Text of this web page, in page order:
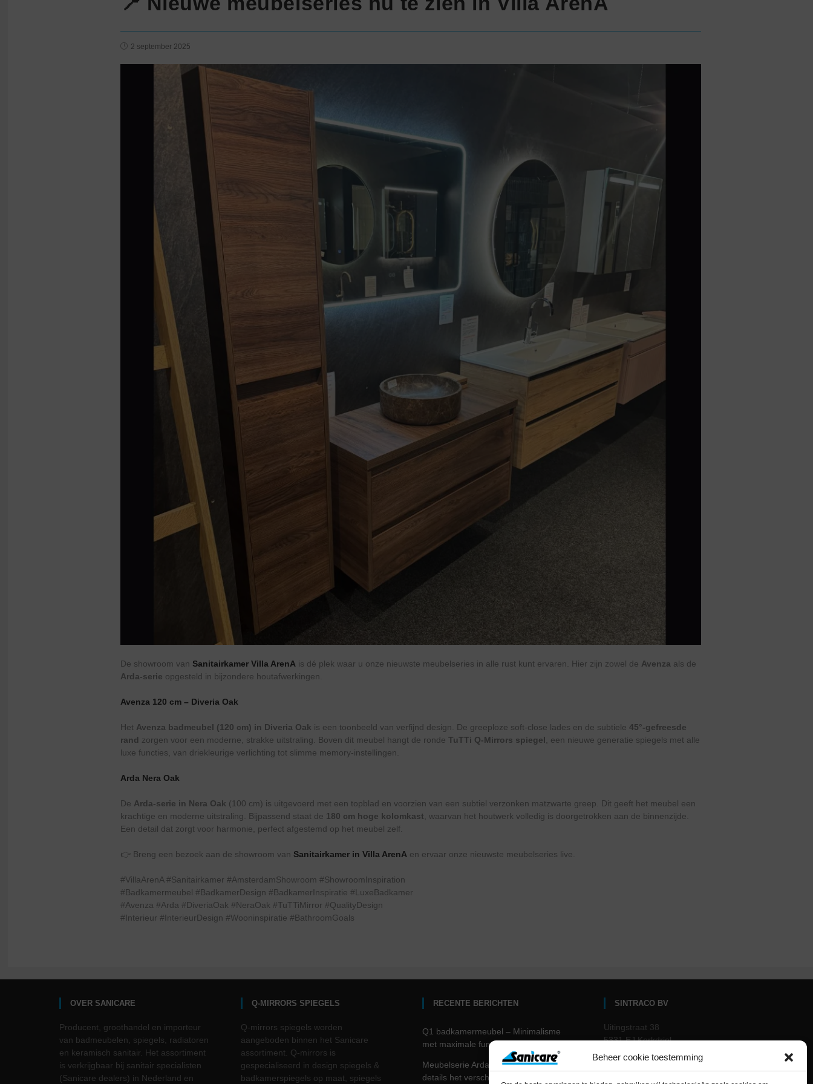
Beheer cookie toestemming
2 september 2025
De showroom van Sanitairkamer Villa ArenA is dé plek waar u onze nieuwste meubelseries in alle rust kunt ervaren. Hier zijn zowel de Avenza als de
Arda-serie opgesteld in bijzondere houtafwerkingen.
Avenza 120 cm – Diveria Oak
Het Avenza badmeubel (120 cm) in Diveria Oak is een toonbeeld van verfijnd design. De greeploze soft-close lades en de subtiele 45°-gefreesde
rand zorgen voor een moderne, strakke uitstraling. Boven dit meubel hangt de ronde TuTTi Q-Mirrors spiegel , een nieuwe generatie spiegels met alle
luxe functies, van driekleurige verlichting tot slimme memory-instellingen.
Arda Nera Oak
De Arda-serie in Nera Oak (100 cm) is uitgevoerd met een topblad en voorzien van een subtiel verzonken matzwarte greep. Dit geeft het meubel een
krachtige en moderne uitstraling. Bijpassend staat de 180 cm hoge kolomkast , waarvan het houtwerk volledig is doorgetrokken aan de binnenzijde.
Een detail dat zorgt voor harmonie, perfect afgestemd op het meubel zelf.
👉 Breng een bezoek aan de showroom van Sanitairkamer in Villa ArenA en ervaar onze nieuwste meubelseries live.
#VillaArenA #Sanitairkamer #AmsterdamShowroom #ShowroomInspiration
#Badkamermeubel #BadkamerDesign #BadkamerInspiratie #LuxeBadkamer
#Avenza #Arda #DiveriaOak #NeraOak #TuTTiMirror #QualityDesign
#Interieur #InterieurDesign #Wooninspiratie #BathroomGoals
OVER SANICARE
Producent, groothandel en importeur
van badmeubelen, spiegels, radiatoren
en keramisch sanitair. Het assortiment
is verkrijgbaar bij sanitair specialisten
(Sanicare dealers) in Nederland en
Q-MIRRORS SPIEGELS
Q-mirrors spiegels worden
aangeboden binnen het Sanicare
assortiment. Q-mirrors is
gespecialiseerd in design spiegels &
badkamerspiegels op maat, spiegels
RECENTE BERICHTEN
Q1 badkamermeubel – Minimalisme
met maximale functionaliteit.
Meubelserie Arda – waar slimme
details het verschil maken
SINTRACO BV
Uitingstraat 38
5331 EJ Kerkdriel
The Netherlands